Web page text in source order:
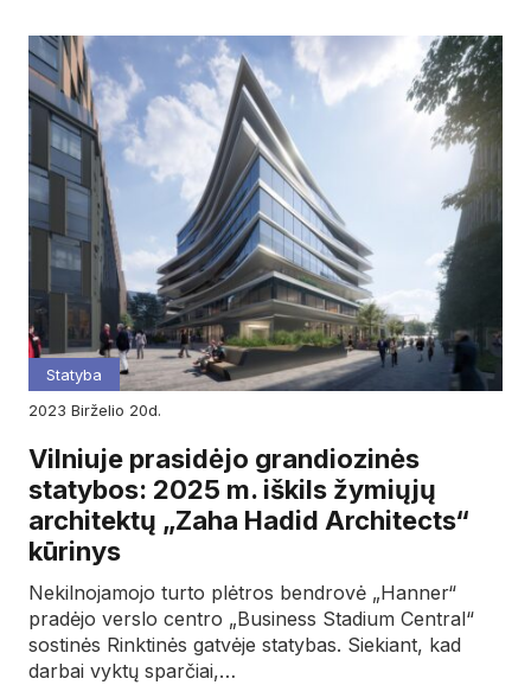
Statyba
2023
birželio 20d.
Vilniuje prasidėjo grandiozinės
statybos: 2025 m. iškils žymiųjų
architektų „Zaha Hadid Architects“
kūrinys
Nekilnojamojo turto plėtros bendrovė „Hanner“
pradėjo verslo centro „Business Stadium Central“
sostinės Rinktinės gatvėje statybas. Siekiant, kad
darbai vyktų sparčiai,…